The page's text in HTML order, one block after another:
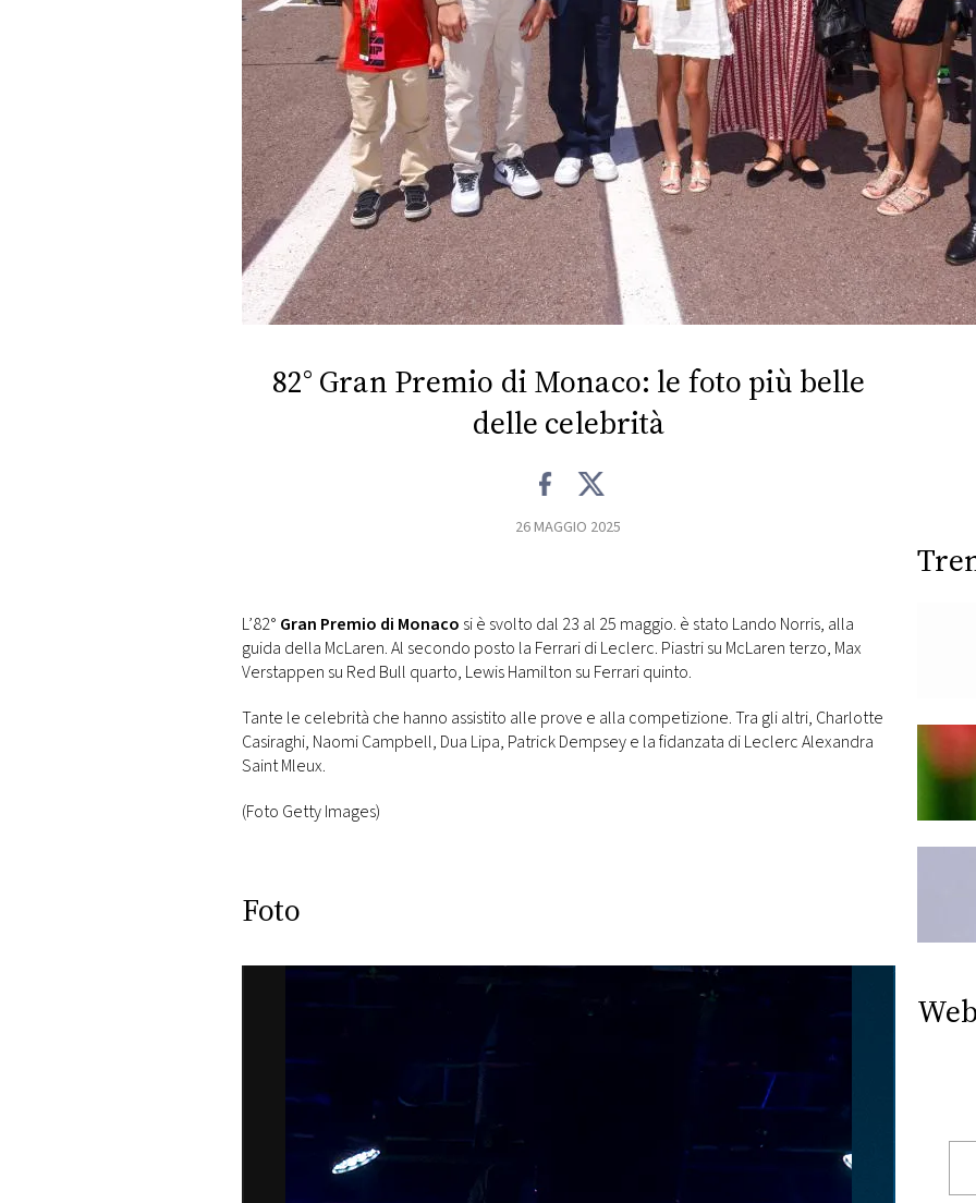
EVENTI
VIDEO
TV
PRINCIPATO
DI
MONACO
CONSIGLIA
82° Gran Premio di Monaco: le foto più belle
delle celebrità
26 MAGGIO 2025
L’82° Gran Premio di Monaco si è svolto dal 23 al 25 maggio. è stato Lando Norris, alla
guida della McLaren. Al secondo posto la Ferrari diLeclerc. Piastri su McLaren terzo, Max
Verstappen su Red Bull quarto, Lewis Hamilton su Ferrari quinto.
Tante le celebrità che hanno assistito alle prove e alla competizione. Tra gli altri, Charlotte
Casiraghi, Naomi Campbell, Dua Lipa, Patrick Dempsey e la fidanzata di Leclerc Alexandra
Saint Mleux.
(Foto Getty Images)
Foto